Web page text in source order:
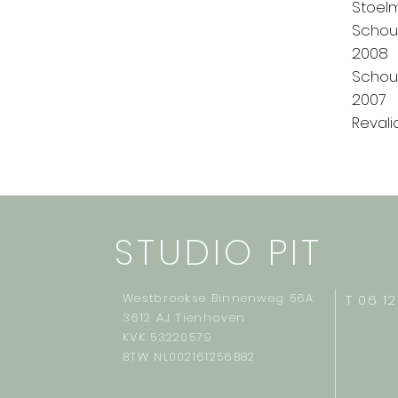
2008
2007
STUDIO PIT
Westbroekse Binnenweg 56A
3612 AJ Tienhoven
KVK 53220579
BTW NL002161256B82
T 06